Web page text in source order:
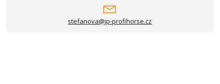
stefanova@jp-profihorse.cz